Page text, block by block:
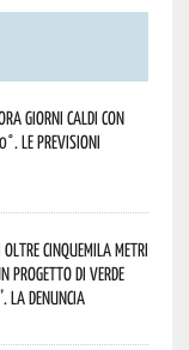
giorni caldi con
Le previsioni
oltre cinquemila metri
progetto di verde
La denuncia